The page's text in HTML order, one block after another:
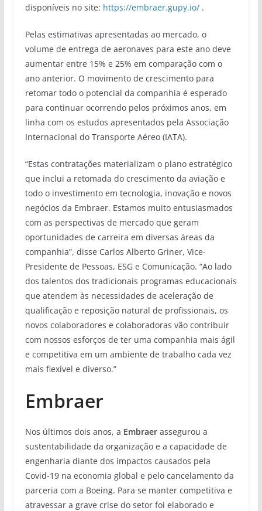
disponíveis no site: https://embraer.gupy.io/.
Pelas estimativas apresentadas ao mercado, o
volume de entrega de aeronaves para este ano deve
aumentar entre 15% e 25% em comparação com o
ano anterior. O movimento de crescimento para
retomar todo o potencial da companhia é esperado
para continuar ocorrendo pelos próximos anos, em
linha com os estudos apresentados pela Associação
Internacional do Transporte Aéreo (IATA).
“Estas contratações materializam o plano estratégico
que inclui a retomada do crescimento da aviação e
todo o investimento em tecnologia, inovação e novos
negócios da Embraer. Estamos muito entusiasmados
com as perspectivas de mercado que geram
oportunidades de carreira em diversas áreas da
companhia”, disse Carlos Alberto Griner, Vice-
Presidente de Pessoas, ESG e Comunicação. “Ao lado
dos talentos dos tradicionais programas educacionais
que atendem às necessidades de aceleração de
qualificação e reposição natural de profissionais, os
novos colaboradores e colaboradoras vão contribuir
com nossos esforços de ter uma companhia mais ágil
e competitiva em um ambiente de trabalho cada vez
mais flexível e diverso.”
Embraer
Nos últimos dois anos, a Embraerassegurou a
sustentabilidade da organização e a capacidade de
engenharia diante dos impactos causados pela
Covid-19 na economia global e pelo cancelamento da
parceria com a Boeing. Para se manter competitiva e
atravessar a grave crise do setor foi elaborado e